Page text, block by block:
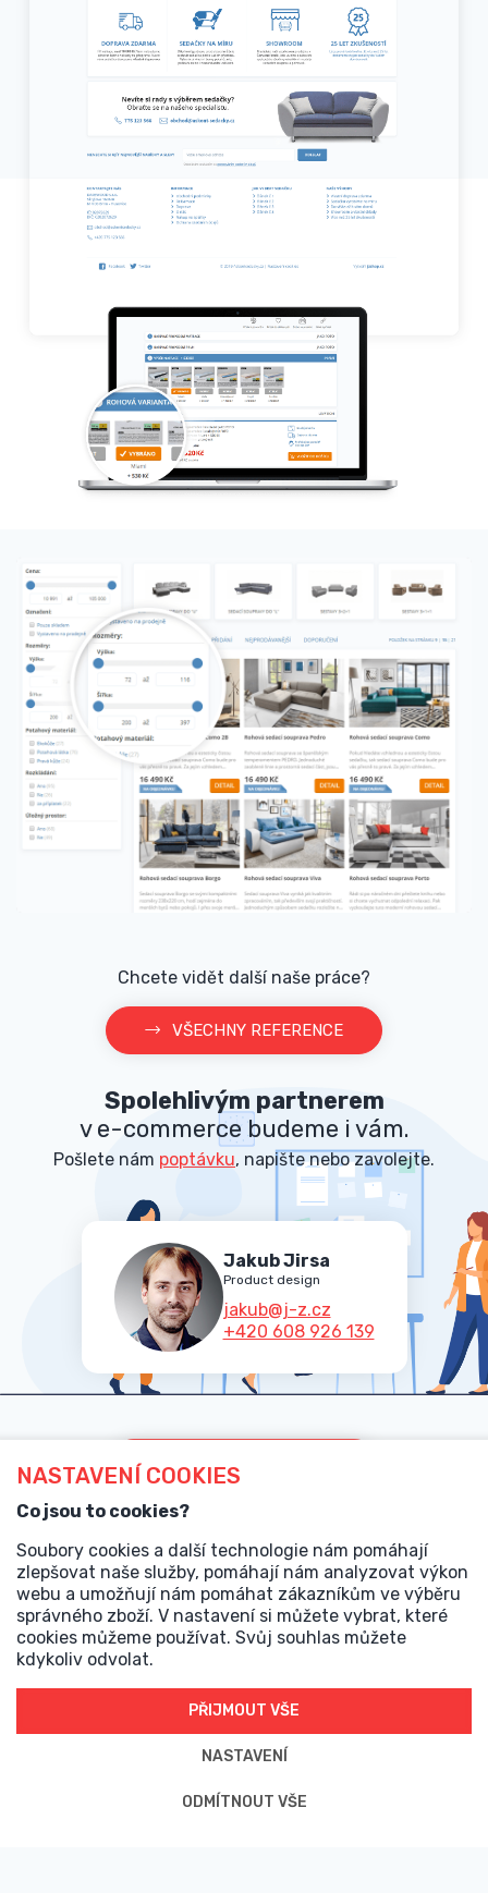
Chcete vidět další naše práce?
VŠECHNY REFERENCE
Spolehlivým partnerem
v e-commerce budeme i vám.
Pošlete nám poptávku, napište nebo zavolejte.
Jakub Jirsa
Product design
jakub@j-z.cz
+420 608 926 139
ODESLAT POPTÁVKU
Pohybujeme se ve světě e-commerce déle než 14 let, navrhli
jsme stovky online řešení - stavíme
prezentace,realitní webyči webové aplikace na míru. Naše
projekty nově najdete pod nově vznikajícím ecosystémem
<jz/> od společnosti Jirsa & Záruba s.r.o.
NASTAVENÍ COOKIES
Co jsou to cookies?
Soubory cookies a další technologie nám pomáhají
zlepšovat naše služby, pomáhají nám analyzovat výkon
webu a umožňují nám pomáhat zákazníkům ve výběru
správného zboží. V nastavení si můžete vybrat, které
cookies můžeme používat. Svůj souhlas můžete
kdykoliv odvolat.
ODMÍTNOUT VŠE
NASTAVENÍ
PŘIJMOUT VŠE